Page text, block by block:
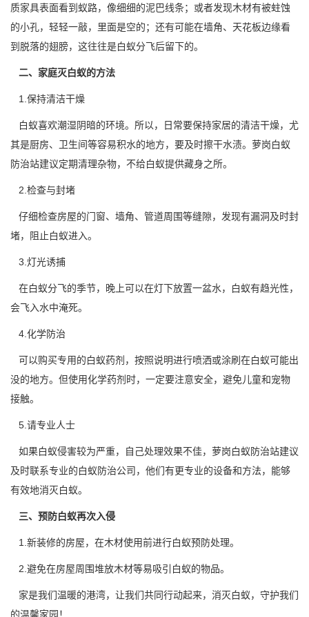
质家具表面看到蚁路，像细细的泥巴线条；或者发现木材有被蛀蚀
的小孔，轻轻一敲，里面是空的；还有可能在墙角、天花板边缘看
到脱落的翅膀，这往往是白蚁分飞后留下的。
二、家庭灭白蚁的方法
1.保持清洁干燥
白蚁喜欢潮湿阴暗的环境。所以，日常要保持家居的清洁干燥，尤
其是厨房、卫生间等容易积水的地方，要及时擦干水渍。萝岗白蚁
防治站建议定期清理杂物，不给白蚁提供藏身之所。
2.检查与封堵
仔细检查房屋的门窗、墙角、管道周围等缝隙，发现有漏洞及时封
堵，阻止白蚁进入。
3.灯光诱捕
在白蚁分飞的季节，晚上可以在灯下放置一盆水，白蚁有趋光性，
会飞入水中淹死。
4.化学防治
可以购买专用的白蚁药剂，按照说明进行喷洒或涂刷在白蚁可能出
没的地方。但使用化学药剂时，一定要注意安全，避免儿童和宠物
接触。
5.请专业人士
如果白蚁侵害较为严重，自己处理效果不佳，萝岗白蚁防治站建议
及时联系专业的白蚁防治公司，他们有更专业的设备和方法，能够
有效地消灭白蚁。
三、预防白蚁再次入侵
1.新装修的房屋，在木材使用前进行白蚁预防处理。
2.避免在房屋周围堆放木材等易吸引白蚁的物品。
家是我们温暖的港湾，让我们共同行动起来，消灭白蚁，守护我们
的温馨家园！